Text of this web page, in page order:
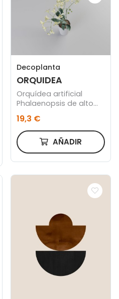
Decoplanta
ORQUIDEA
Orquídea artificial
Phalaenopsis de alto
19,3 €
AÑADIR